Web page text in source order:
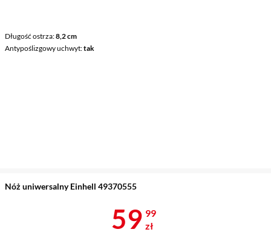
Długość ostrza 8,2 cm
Antypoślizgowy uchwyt tak
Nóż uniwersalny Einhell 49370555
Cena 59,99
59 99
zł